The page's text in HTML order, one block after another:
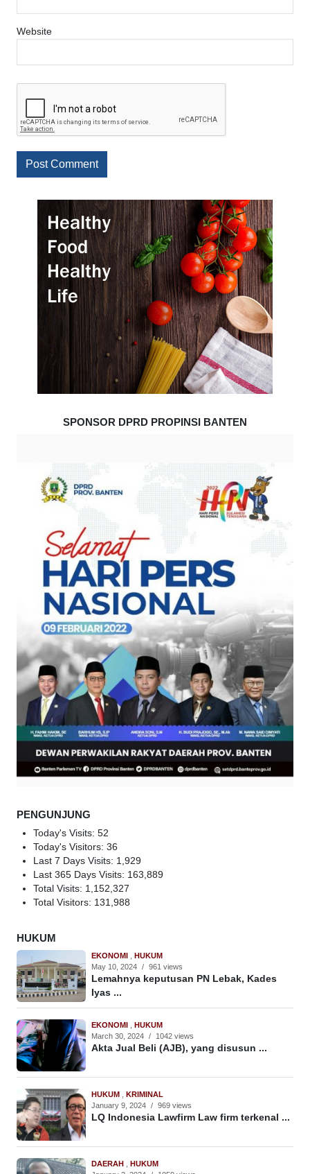
Website
SPONSOR DPRD PROPINSI BANTEN
PENGUNJUNG
Today's Visits: 52
Today's Visitors: 36
Last 7 Days Visits: 1,929
Last 365 Days Visits: 163,889
Total Visits: 1,152,327
Total Visitors: 131,988
HUKUM
EKONOMI , HUKUM
May 10, 2024 / 961 views
Lemahnya keputusan PN Lebak, Kades
Iyas ...
EKONOMI , HUKUM
March 30, 2024 / 1042 views
Akta Jual Beli (AJB), yang disusun ...
HUKUM , KRIMINAL
January 9, 2024 / 969 views
LQ Indonesia Lawfirm Law firm terkenal ...
DAERAH , HUKUM